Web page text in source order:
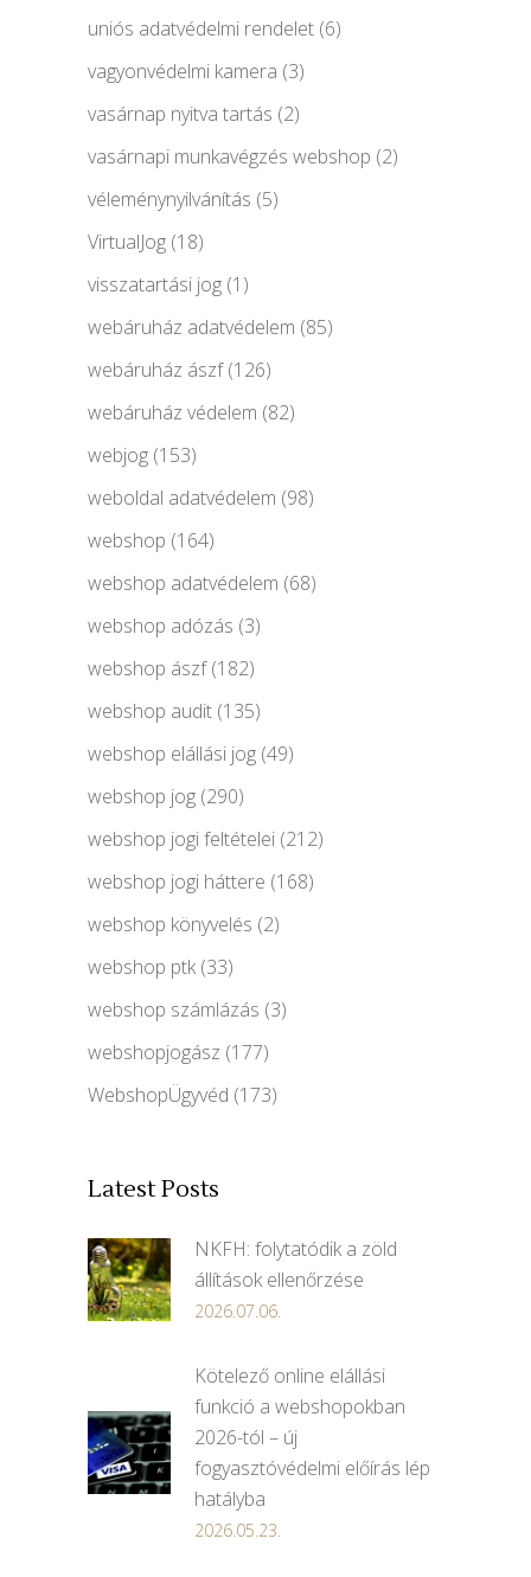
uniós adatvédelmi rendelet (6)
vagyonvédelmi kamera (3)
vasárnap nyitva tartás (2)
vasárnapi munkavégzés webshop (2)
véleménynyilvánítás (5)
VirtualJog (18)
visszatartási jog (1)
webáruház adatvédelem (85)
webáruház ászf(126)
webáruház védelem (82)
webjog (153)
weboldal adatvédelem (98)
webshop (164)
webshop adatvédelem (68)
webshop adózás (3)
webshop ászf(182)
webshop audit (135)
webshop elállási jog (49)
webshop jog (290)
webshop jogi feltételei (212)
webshop jogi háttere (168)
webshop könyvelés (2)
webshop ptk(33)
webshop számlázás (3)
webshopjogász (177)
WebshopÜgyvéd (173)
Latest Posts
NKFH: folytatódik a zöld
állítások ellenőrzése
2026.07.06.
Kötelező online elállási
funkció a webshopokban
2026-tól – új
fogyasztóvédelmi előírás lép
hatályba
2026.05.23.